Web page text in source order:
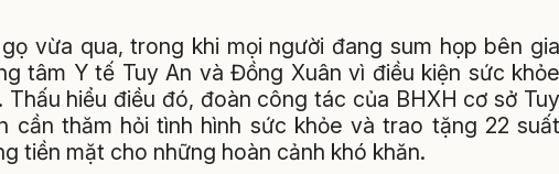
vừa qua, trong khi mọi người đang sum họp bên gia
tâm Y tế Tuy An và Đồng Xuân vì điều kiện sức khỏe
hiểu điều đó, đoàn công tác của BHXH cơ sở Tuy
cần thăm hỏi tình hình sức khỏe và trao tặng 22 suất
tiền mặt cho những hoàn cảnh khó khăn.